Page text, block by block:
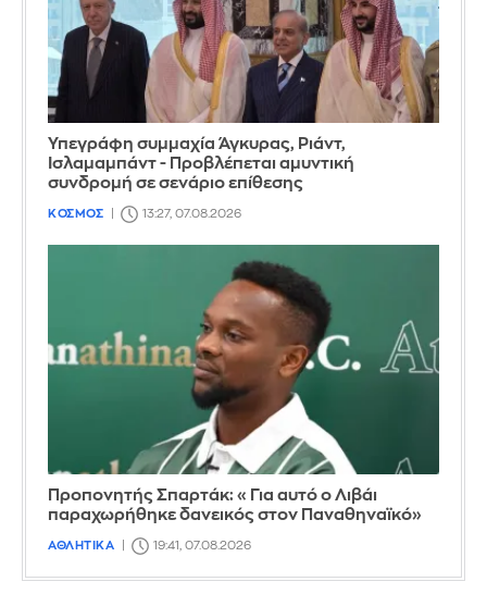
Υπεγράφη συμμαχία Άγκυρας, Ριάντ,
Ισλαμαμπάντ - Προβλέπεται αμυντική
συνδρομή σε σενάριο επίθεσης
ΚΟΣΜΟΣ 13:27, 07.08.2026
Προπονητής Σπαρτάκ: «Για αυτό ο Λιβάι
παραχωρήθηκε δανεικός στον Παναθηναϊκό»
ΑΘΛΗΤΙΚΑ 19:41, 07.08.2026